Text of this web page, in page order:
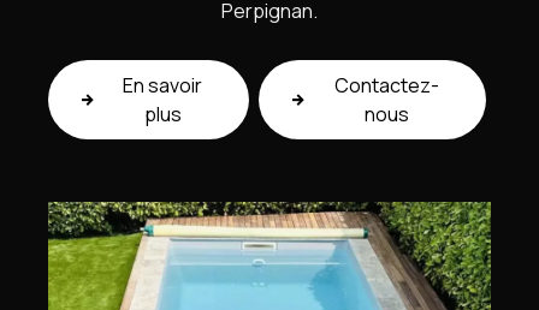
Perpignan.
En savoir
plus
Contactez-
nous